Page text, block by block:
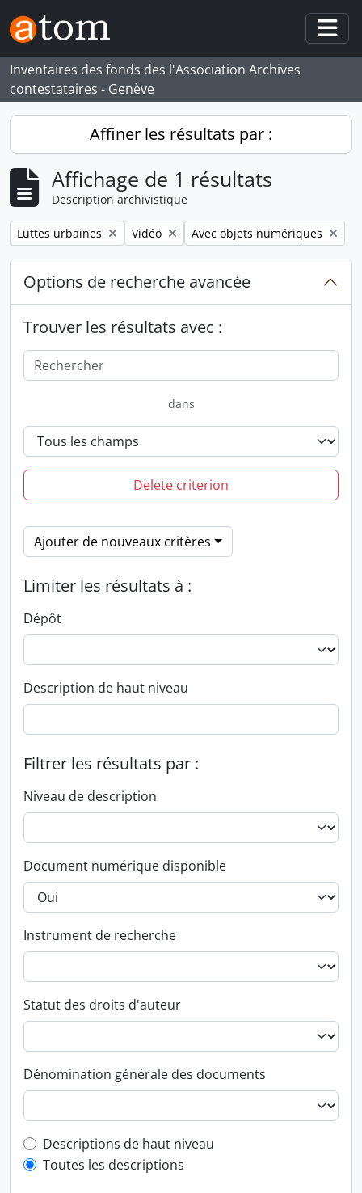
Skip to main content
Inventaires des fonds des l'Association Archives
contestataires - Genève
Affiner les résultats par :
Affichage de 1 résultats
Description archivistique
Remove filter:
Luttes urbaines Remove filter:
Vidéo Remove filter:
Avec objets numériques
Options de recherche avancée
Trouver les résultats avec :
dans
Delete criterion
Ajouter de nouveaux critères
Limiter les résultats à :
Dépôt
Description de haut niveau
Filtrer les résultats par :
Niveau de description
Document numérique disponible
Instrument de recherche
Statut des droits d'auteur
Dénomination générale des documents
Top-level description filter
Descriptions de haut niveau
Toutes les descriptions